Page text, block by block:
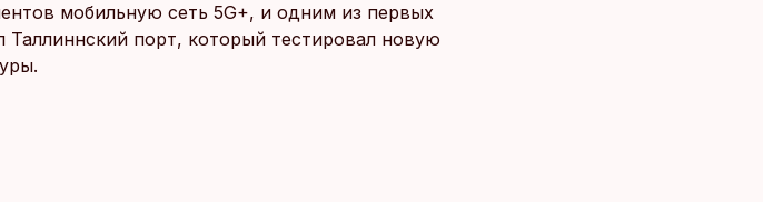
мобильную сеть 5G+, и одним из первых
порт, который тестировал новую